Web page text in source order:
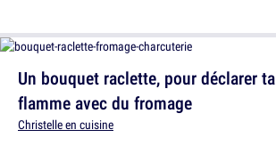
Un bouquet raclette, pour déclarer ta
flamme avec du fromage
Christelle en cuisine